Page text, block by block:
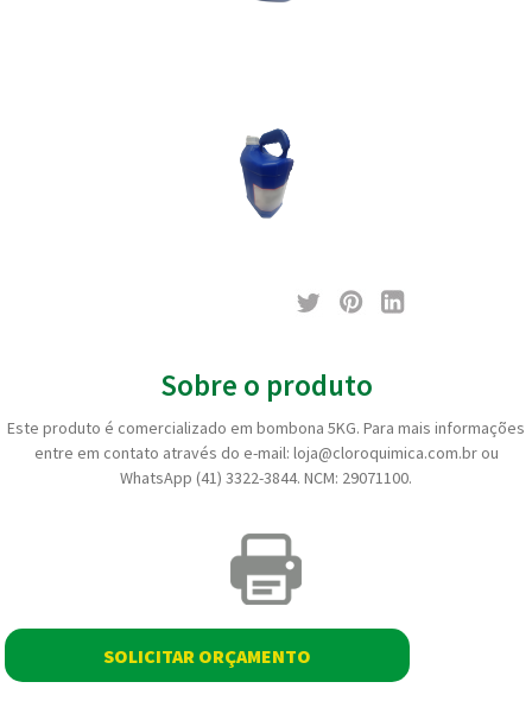
Sobre o produto
Este produto é comercializado em bombona 5KG. Para mais informações
entre em contato através do e-mail: loja@cloroquimica.com.br ou
WhatsApp (41) 3322-3844. NCM: 29071100.
SOLICITAR ORÇAMENTO